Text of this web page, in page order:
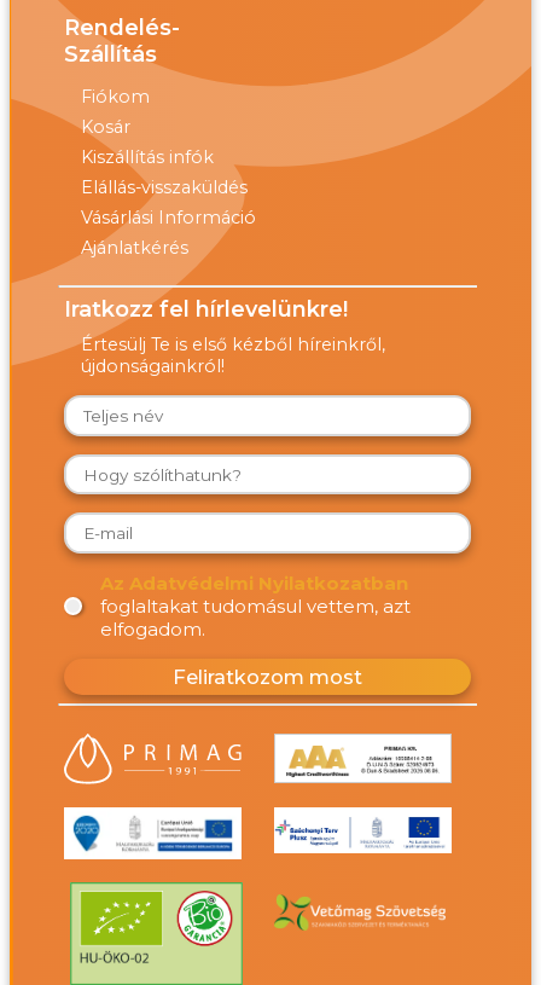
Rendelés-
Szállítás
Fiókom
Kosár
Kiszállítás infók
Elállás-visszaküldés
Vásárlási Információ
Ajánlatkérés
Iratkozz fel hírlevelünkre!
Értesülj Te is első kézből híreinkről,
újdonságainkról!
Az Adatvédelmi Nyilatkozatban
foglaltakat tudomásul vettem, azt
elfogadom.
Feliratkozom most